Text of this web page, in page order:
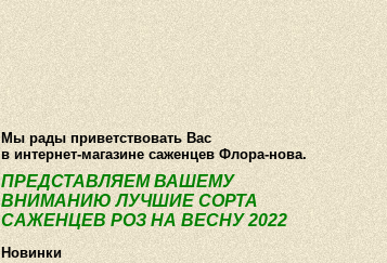
Как купить Фотогалерея Статьи Опт
Мы рады приветствовать Вас
в интернет-магазине саженцев Флора-нова.
ПРЕДСТАВЛЯЕМ ВАШЕМУ
ВНИМАНИЮ ЛУЧШИЕ СОРТА
САЖЕНЦЕВ РОЗ НА ВЕСНУ 2022
Новинки